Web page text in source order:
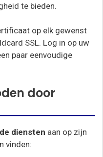
te bieden.
op elk gewenst
SSL. Log in op uw
paar eenvoudige
door
diensten aan op zijn
vinden: